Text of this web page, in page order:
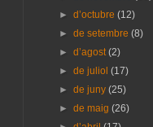
►d’octubre(12)
►de setembre(8)
►d’agost(2)
►de juliol(17)
►de juny(25)
►de maig(26)